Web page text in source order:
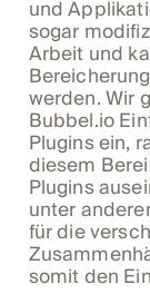
und
sogar
Arbeit und
werden. Wir
Bubbel.io
Plugins ein,
diesem
Plugins
unter
für die
somit den